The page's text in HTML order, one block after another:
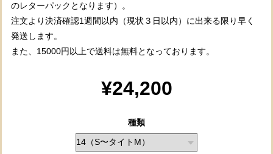
のレターパックとなります）。
注文より決済確認1週間以内（現状３日以内）に出来る限り早く
発送します。
また、15000円以上で送料は無料となっております。
¥24,200
種類